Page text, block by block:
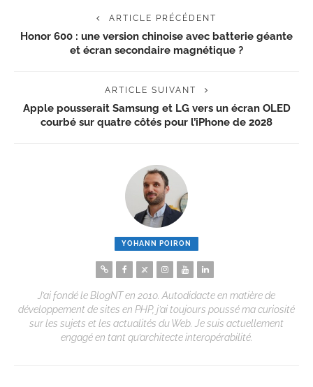
ARTICLE PRÉCÉDENT
Honor 600 : une version chinoise avec batterie géante
et écran secondaire magnétique ?
ARTICLE SUIVANT
Apple pousserait Samsung et LG vers un écran OLED
courbé sur quatre côtés pour l’iPhone de 2028
YOHANN POIRON
J’ai fondé le BlogNT en 2010. Autodidacte en matière de
développement de sites en PHP, j’ai toujours poussé ma curiosité
sur les sujets et les actualités du Web. Je suis actuellement
engagé en tant qu’architecte interopérabilité.